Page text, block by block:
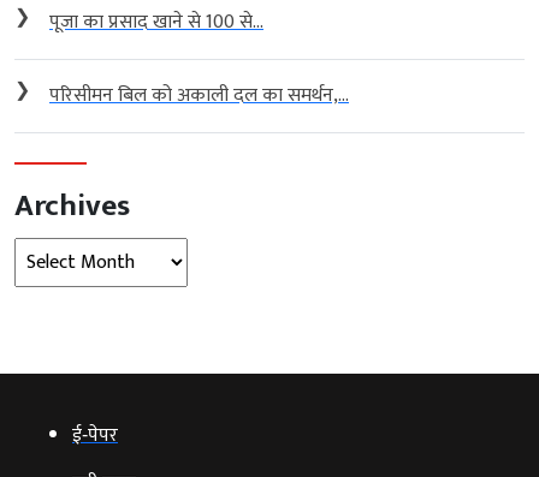
❯ पूजा का प्रसाद खाने से 100 से...
❯ परिसीमन बिल को अकाली दल का समर्थन,...
Archives
Archives
ई‑पेपर